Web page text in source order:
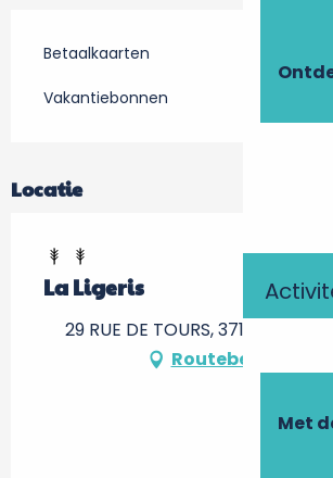
Met
Betaalkaarten
Vakantiebonnen
Locatie
La Ligeris
29 RUE DE TOURS, 37140
Routebeschrijving